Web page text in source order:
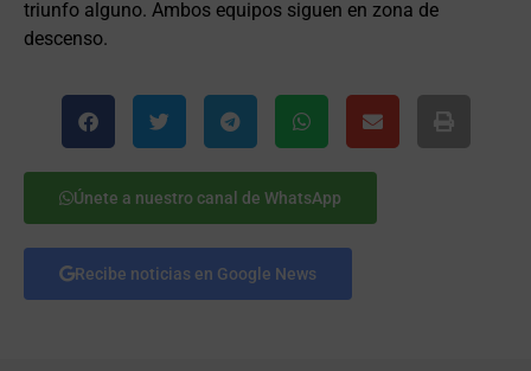
triunfo alguno. Ambos equipos siguen en zona de
descenso.
Únete a nuestro canal de WhatsApp
Recibe noticias en Google News